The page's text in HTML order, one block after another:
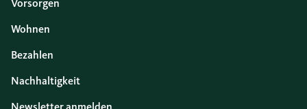
Vorsorgen
Wohnen
Bezahlen
Nachhaltigkeit